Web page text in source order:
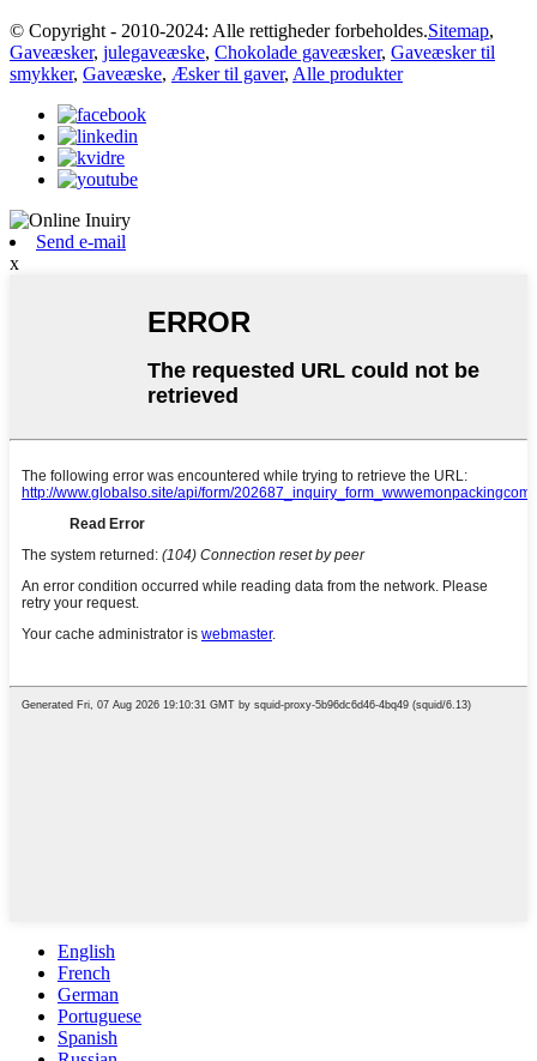
© Copyright - 2010-2024: Alle rettigheder forbeholdes.Sitemap,
Gaveæsker, julegaveæske, Chokolade gaveæsker, Gaveæsker til
smykker, Gaveæske, Æsker til gaver, Alle produkter
Send e-mail
x
English
French
German
Portuguese
Spanish